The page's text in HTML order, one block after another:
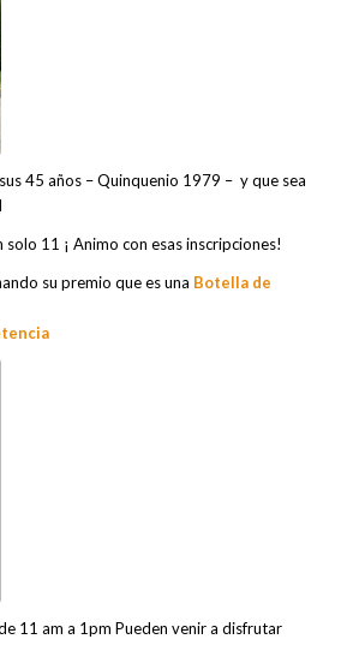
45 años – Quinquenio 1979 – y que sea
11 ¡ Animo con esas inscripciones!
su premio que es una Botella de
11 am a 1pm Pueden venir a disfrutar